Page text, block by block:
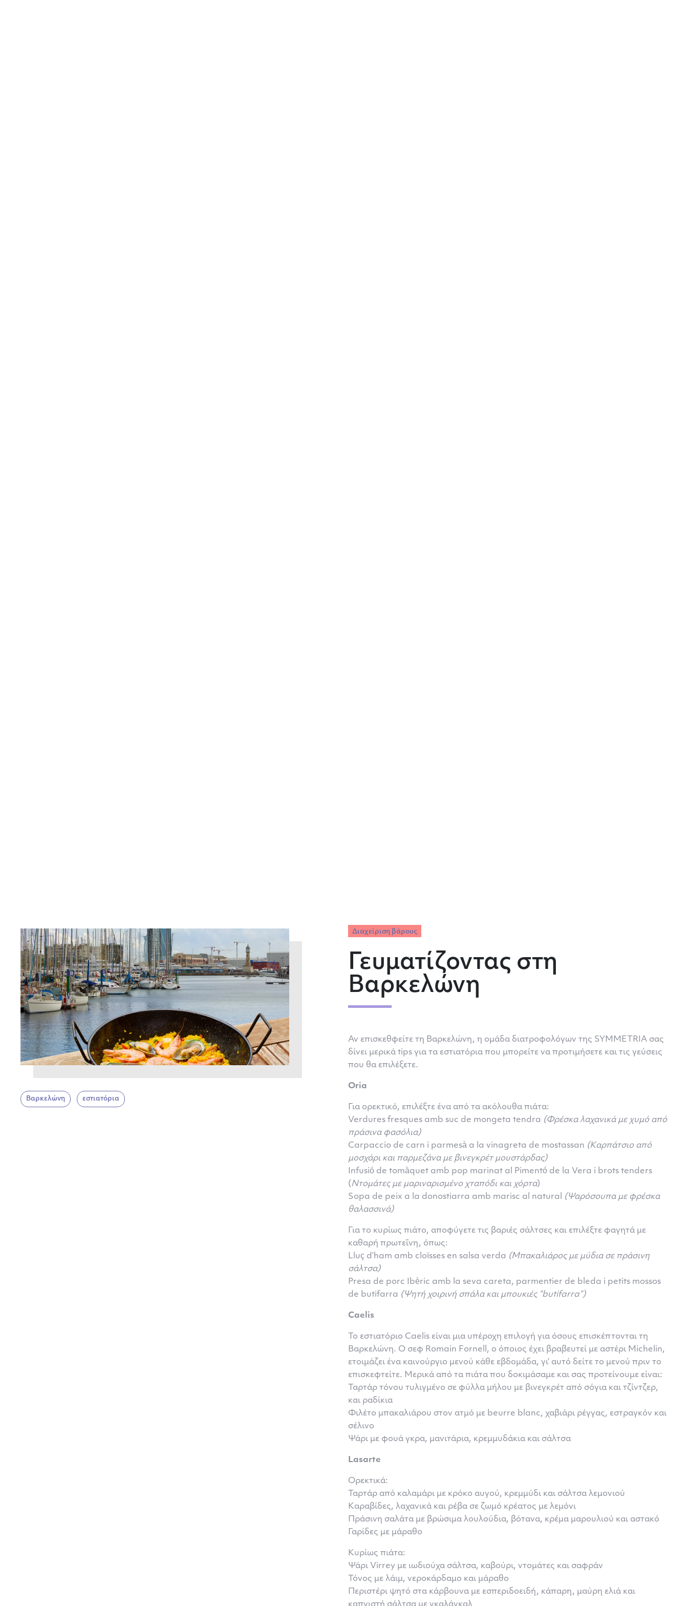
Βαρκελώνη εστιατόρια
Διαχείριση βάρους
Γευματίζοντας στη
Βαρκελώνη
Αν επισκεθφείτε τη Βαρκελώνη, η ομάδα διατροφολόγων της SYMMETRIA σας
δίνει μερικά tips για τα εστιατόρια που μπορείτε να προτιμήσετε και τις γεύσεις
που θα επιλέξετε.
Oria
Για ορεκτικό, επιλέξτε ένα από τα ακόλουθα πιάτα:
Verdures fresques amb suc de mongeta tendra (Φρέσκα λαχανικά με χυμό από
πράσινα φασόλια)
Carpaccio de carn i parmesà a la vinagreta de mostassan (Καρπάτσιο από
μοσχάρι και παρμεζάνα με βινεγκρέτ μουστάρδας)
Infusió de tomàquet amb pop marinat al Pimentó de la Vera i brots tenders
( Ντομάτες με μαριναρισμένο χταπόδι και χόρτα)
Sopa de peix a la donostiarra amb marisc al natural
(Ψαρόσουπα με φρέσκα
θαλασσινά)
Για το κυρίως πιάτο, αποφύγετε τις βαριές σάλτσες και επιλέξτε φαγητά με
καθαρή πρωτεΐνη, όπως:
Lluç d’ham amb cloïsses en salsa verda (Μπακαλιάρος με μύδια σε πράσινη
σάλτσα)
Presa de porc Ibèric amb la seva careta, parmentier de bleda i petits mossos
de butifarra (Ψητή χοιρινή σπάλα και μπουκιές“butifarra”)
Caelis
Το εστιατόριο Caelis είναι μια υπέροχη επιλογή για όσους επισκέπτονται τη
Βαρκελώνη. Ο σεφ Romain Fornell, ο όποιος έχει βραβευτεί με αστέρι Michelin,
ετοιμάζει ένα καινούργιο μενού κάθε εβδομάδα, γι’ αυτό δείτε το μενού πριν το
επισκεφτείτε. Μερικά από τα πιάτα που δοκιμάσαμε και σας προτείνουμε είναι:
Ταρτάρ τόνου τυλιγμένο σε φύλλα μήλου με βινεγκρέτ από σόγια και τζίντζερ,
και ραδίκια
Φιλέτο μπακαλιάρου στον ατμό με beurre blanc, χαβιάρι ρέγγας, εστραγκόν και
σέλινο
Ψάρι με φουά γκρα, μανιτάρια, κρεμμυδάκια και σάλτσα
Lasarte
Ορεκτικά:
Ταρτάρ από καλαμάρι με κρόκο αυγού, κρεμμύδι και σάλτσα λεμονιού
Καραβίδες, λαχανικά και ρέβα σε ζωμό κρέατος με λεμόνι
Πράσινη σαλάτα με βρώσιμα λουλούδια, βότανα, κρέμα μαρουλιού και αστακό
Γαρίδες με μάραθο
Κυρίως πιάτα:
Ψάρι Virrey με ιωδιούχα σάλτσα, καβούρι, ντομάτες και σαφράν
Τόνος με λάιμ, νεροκάρδαμο και μάραθο
Περιστέρι ψητό στα κάρβουνα με εσπεριδοειδή, κάπαρη, μαύρη ελιά και